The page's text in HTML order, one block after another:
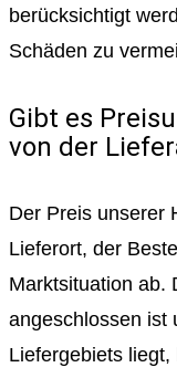
berücksichtigt
Schäden zu
Gibt es
von der
Der Preis unserer
Lieferort, der
Marktsituation ab.
angeschlossen ist
Liefergebiets